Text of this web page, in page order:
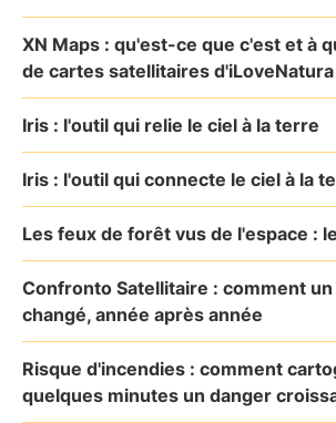
XN Maps : qu'est-ce que c'est et à
de cartes satellitaires d'iLoveNatura
Iris : l'outil qui relie le ciel à la terre
Iris : l'outil qui connecte le ciel à la
Les feux de forêt vus de l'espace :
Confronto Satellitaire : comment
changé, année après année
Risque d'incendies : comment
quelques minutes un danger